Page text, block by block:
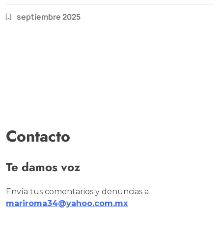
septiembre 2025
Contacto
Te damos voz
Envía tus comentarios y denuncias a
mariroma34@yahoo.com.mx